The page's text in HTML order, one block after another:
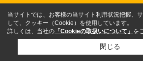
当サイトでは、お客様の当サイト利用状況把握、
して、クッキー（Cookie）を使用しています。
詳しくは、当社の 「Cookieの取扱いについて」 を
閉じる